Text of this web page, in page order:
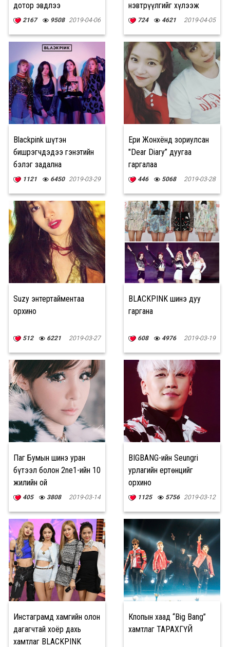
дотор эвдлээ
2167 9508 2019-04-06
нэвтрүүлгийг хүлээж
байна
724 4621 2019-04-05
Blackpink шүтэн
бишрэгчдэдээ гэнэтийн
бэлэг задална
1121 6450 2019-03-29
Ери Жонхёнд зориулсан
"Dear Diary” дуугаа
гаргалаа
446 5068 2019-03-28
Suzy энтертайментаа
орхино
512 6221 2019-03-27
BLACKPINK шинэ дуу
гаргана
608 4976 2019-03-19
Паг Бумын шинэ уран
бүтээл болон 2ne1-ийн 10
жилийн ой
405 3808 2019-03-14
BIGBANG-ийн Seungri
урлагийн ертөнцийг
орхино
1125 5756 2019-03-12
Инстаграмд хамгийн олон
дагагчтай хоёр дахь
хамтлаг BLACKPINK
Кпопын хаад “Big Bang”
хамтлаг ТАРАХГҮЙ